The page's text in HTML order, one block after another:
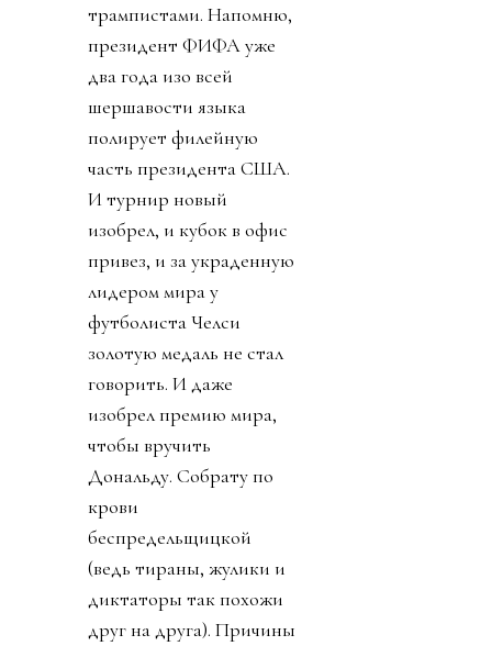
трампистами. Напомню,
президент ФИФА уже
два года изо всей
шершавости языка
полирует филейную
часть президента США.
И турнир новый
изобрел, и кубок в офис
привез, и за украденную
лидером мира у
футболиста Челси
золотую медаль не стал
говорить. И даже
изобрел премию мира,
чтобы вручить
Дональду. Собрату по
крови
беспредельщицкой
(ведь тираны, жулики и
диктаторы так похожи
друг на друга). Причины